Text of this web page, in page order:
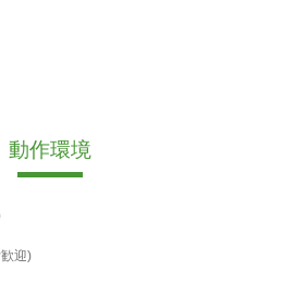
動作環境
迎)